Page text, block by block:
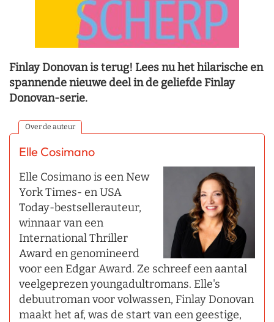
Finlay Donovan is terug! Lees nu het hilarische en
spannende nieuwe deel in de geliefde Finlay
Donovan-serie.
Over de auteur
Elle Cosimano
Elle Cosimano is een New
York Times- en USA
Today-bestsellerauteur,
winnaar van een
International Thriller
Award en genomineerd
voor een Edgar Award. Ze schreef een aantal
veelgeprezen youngadultromans. Elle's
debuutroman voor volwassen, Finlay Donovan
maakt het af, was de start van een geestige,